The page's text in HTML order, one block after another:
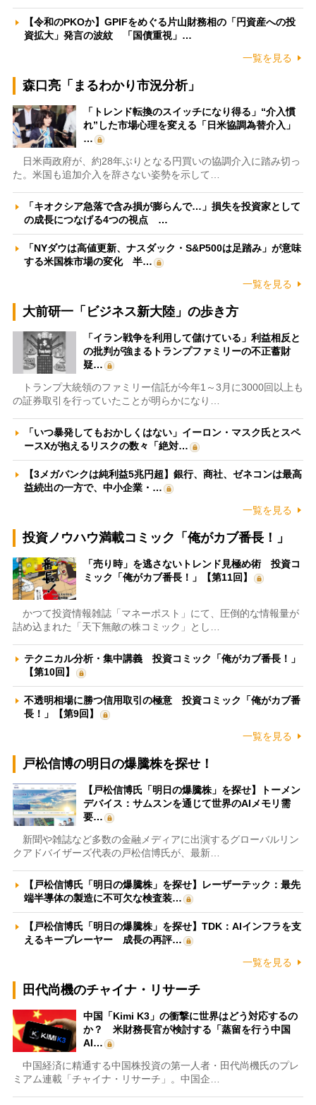
【令和のPKOか】GPIFをめぐる片山財務相の「円資産への投
資拡大」発言の波紋 「国債重視」…
一覧を見る
森口亮「まるわかり市況分析」
「トレンド転換のスイッチになり得る」“介入慣
れ”した市場心理を変える「日米協調為替介入」
…
日米両政府が、約28年ぶりとなる円買いの協調介入に踏み切っ
た。米国も追加介入を辞さない姿勢を示して…
「キオクシア急落で含み損が膨らんで…」損失を投資家として
の成長につなげる4つの視点 …
「NYダウは高値更新、ナスダック・S&P500は足踏み」が意味
する米国株市場の変化 半…
一覧を見る
大前研一「ビジネス新大陸」の歩き方
「イラン戦争を利用して儲けている」利益相反と
の批判が強まるトランプファミリーの不正蓄財
疑…
トランプ大統領のファミリー信託が今年1～3月に3000回以上も
の証券取引を行っていたことが明らかになり…
「いつ暴発してもおかしくはない」イーロン・マスク氏とスペ
ースXが抱えるリスクの数々「絶対…
【3メガバンクは純利益5兆円超】銀行、商社、ゼネコンは最高
益続出の一方で、中小企業・…
一覧を見る
投資ノウハウ満載コミック「俺がカブ番長！」
「売り時」を逃さないトレンド見極め術 投資コ
ミック「俺がカブ番長！」【第11回】
かつて投資情報雑誌「マネーポスト」にて、圧倒的な情報量が
詰め込まれた「天下無敵の株コミック」とし…
テクニカル分析・集中講義 投資コミック「俺がカブ番長！」
【第10回】
不透明相場に勝つ信用取引の極意 投資コミック「俺がカブ番
長！」【第9回】
一覧を見る
戸松信博の明日の爆騰株を探せ！
【戸松信博氏「明日の爆騰株」を探せ】トーメン
デバイス：サムスンを通じて世界のAIメモリ需
要…
新聞や雑誌など多数の金融メディアに出演するグローバルリン
クアドバイザーズ代表の戸松信博氏が、最新…
【戸松信博氏「明日の爆騰株」を探せ】レーザーテック：最先
端半導体の製造に不可欠な検査装…
【戸松信博氏「明日の爆騰株」を探せ】TDK：AIインフラを支
えるキープレーヤー 成長の再評…
一覧を見る
田代尚機のチャイナ・リサーチ
中国「Kimi K3」の衝撃に世界はどう対応するの
か？ 米財務長官が検討する「蒸留を行う中国
AI…
中国経済に精通する中国株投資の第一人者・田代尚機氏のプレ
ミアム連載「チャイナ・リサーチ」。中国企…